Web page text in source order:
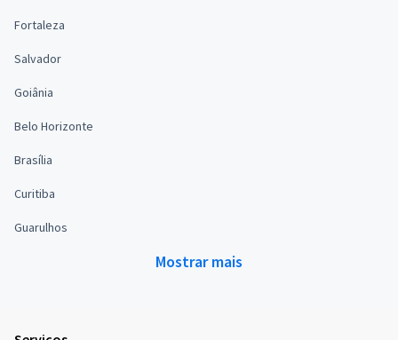
Fortaleza
Salvador
Goiânia
Belo Horizonte
Brasília
Curitiba
Guarulhos
Mostrar mais